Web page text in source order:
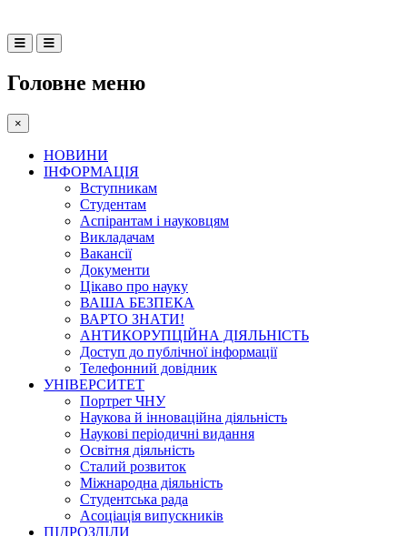
Головне меню
×
НОВИНИ
ІНФОРМАЦІЯ
Вступникам
Студентам
Аспірантам і науковцям
Викладачам
Вакансії
Документи
Цікаво про науку
ВАША БЕЗПЕКА
ВАРТО ЗНАТИ!
АНТИКОРУПЦІЙНА ДІЯЛЬНІСТЬ
Доступ до публічної інформації
Телефонний довідник
УНІВЕРСИТЕТ
Портрет ЧНУ
Наукова й інноваційна діяльність
Наукові періодичні видання
Освітня діяльність
Сталий розвиток
Міжнародна діяльність
Студентська рада
Асоціація випускників
ПІДРОЗДІЛИ